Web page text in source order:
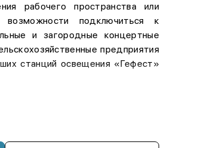
рабочего пространства или
подключиться к
и загородные концертные
предприятия
станций освещения «Гефест»
и грунтовым дорогам
зависит от соблюдения